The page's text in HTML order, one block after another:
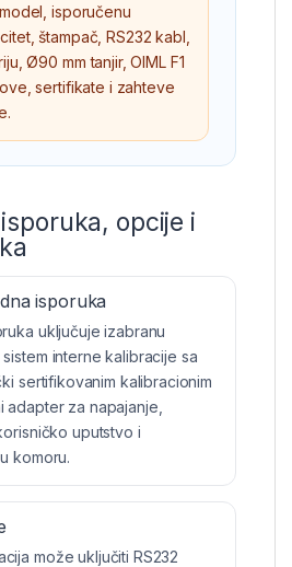
isporučenu
štampač, RS232 kabl,
Ø90 mm tanjir, OIML F1
sertifikate i zahteve
opcije i
isporuka
uključuje izabranu
interne kalibracije sa
sertifikovanim kalibracionim
adapter za napajanje,
uputstvo i
komoru.
može uključiti RS232